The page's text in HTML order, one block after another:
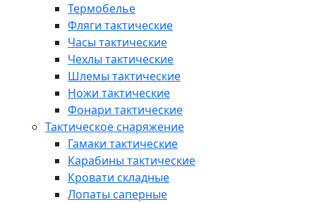
Термобелье
Фляги тактические
Часы тактические
Чехлы тактические
Шлемы тактические
Ножи тактические
Фонари тактические
Тактическое снаряжение
Гамаки тактические
Карабины тактические
Кровати складные
Лопаты саперные